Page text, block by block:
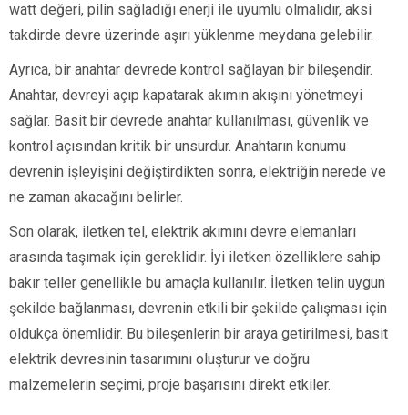
watt değeri, pilin sağladığı enerji ile uyumlu olmalıdır, aksi
takdirde devre üzerinde aşırı yüklenme meydana gelebilir.
Ayrıca, bir anahtar devrede kontrol sağlayan bir bileşendir.
Anahtar, devreyi açıp kapatarak akımın akışını yönetmeyi
sağlar. Basit bir devrede anahtar kullanılması, güvenlik ve
kontrol açısından kritik bir unsurdur. Anahtarın konumu
devrenin işleyişini değiştirdikten sonra, elektriğin nerede ve
ne zaman akacağını belirler.
Son olarak, iletken tel, elektrik akımını devre elemanları
arasında taşımak için gereklidir. İyi iletken özelliklere sahip
bakır teller genellikle bu amaçla kullanılır. İletken telin uygun
şekilde bağlanması, devrenin etkili bir şekilde çalışması için
oldukça önemlidir. Bu bileşenlerin bir araya getirilmesi, basit
elektrik devresinin tasarımını oluşturur ve doğru
malzemelerin seçimi, proje başarısını direkt etkiler.